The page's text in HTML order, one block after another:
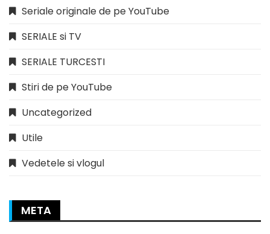
Seriale originale de pe YouTube
SERIALE si TV
SERIALE TURCESTI
Stiri de pe YouTube
Uncategorized
Utile
Vedetele si vlogul
META